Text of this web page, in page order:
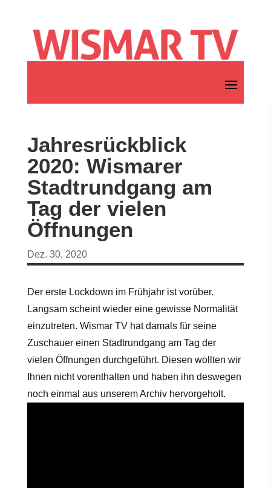
Jahresrückblick
2020: Wismarer
Stadtrundgang am
Tag der vielen
Öffnungen
Dez. 30, 2020
Der erste Lockdown im Frühjahr ist vorüber.
Langsam scheint wieder eine gewisse Normalität
einzutreten. Wismar TV hat damals für seine
Zuschauer einen Stadtrundgang am Tag der
vielen Öffnungen durchgeführt. Diesen wollten wir
Ihnen nicht vorenthalten und haben ihn deswegen
noch einmal aus unserem Archiv hervorgeholt.